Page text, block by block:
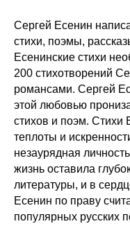
Сергей Есенин
стихи, поэмы,
Есенинские стихи
200 стихотворений
романсами. Сергей
этой любовью
стихов и поэм. Стихи
теплоты и
незаурядная
жизнь оставила
литературы, и в
Есенин по праву
популярных русских